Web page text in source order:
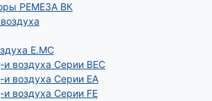
РЕМЕЗА ВК
E.MC
воздуха Серии BEC
воздуха Серии EA
воздуха Серии FE